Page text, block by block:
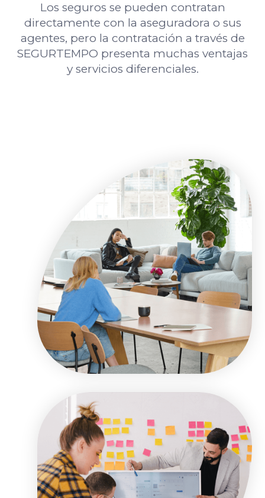
Los seguros se pueden contratan
directamente con la aseguradora o sus
agentes, pero la contratación a través de
SEGURTEMPO presenta muchas ventajas
y servicios diferenciales.